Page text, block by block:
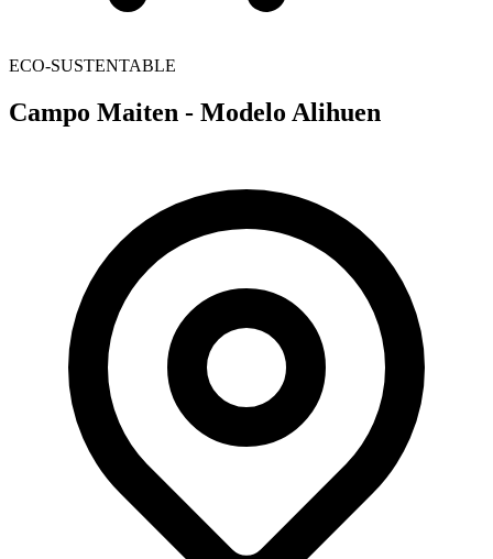
ECO-SUSTENTABLE
Campo Maiten - Modelo Alihuen